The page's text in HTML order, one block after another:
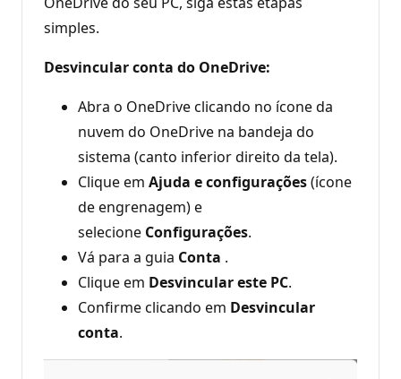
simples.
Desvincular conta do OneDrive:
Abra o OneDrive clicando no ícone da
nuvem do OneDrive na bandeja do
sistema (canto inferior direito da tela).
Clique em Ajuda e configurações(ícone
de engrenagem) e
selecione Configurações.
Vá para a guia Conta .
Clique em Desvincular este PC.
Confirme clicando em Desvincular
conta.